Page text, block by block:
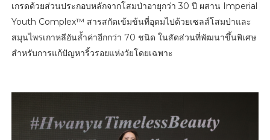
เกรดด้วยส่วนประกอบหลักจากโสมป่าอายุกว่า 30 ปี ผสาน Imperial
Youth Complex™ สารสกัดเข้มข้นที่อุดมไปด้วยเซลส์โสมป่าและ
สมุนไพรเกาหลีอันล้ำค่าอีกกว่า 70 ชนิด ในสัดส่วนที่พัฒนาขึ้นพิเศษ
สำหรับการแก้ปัญหาริ้วรอยแห่งวัยโดยเฉพาะ